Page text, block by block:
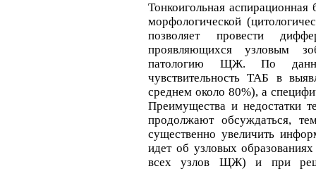
Тонкоигольная
морфологической
позволяет провести
проявляющихся узловым
патологию ЩЖ. По
чувствительность ТАБ в
среднем около 80%), а
Преимущества и недостатки
продолжают обсуждаться,
существенно увеличить
идет об узловых
всех узлов ЩЖ) и при